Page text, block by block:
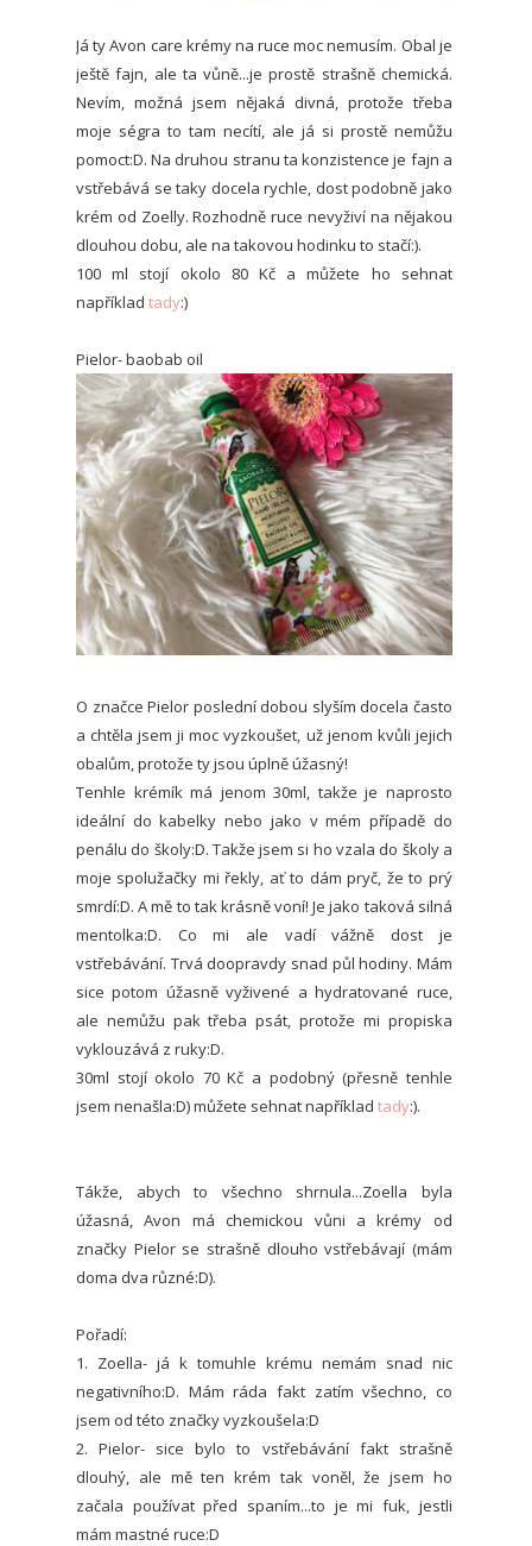
Já ty Avon care krémy na ruce moc nemusím. Obal je
ještě fajn, ale ta vůně...je prostě strašně chemická.
Nevím, možná jsem nějaká divná, protože třeba
moje ségra to tam necítí, ale já si prostě nemůžu
pomoct:D. Na druhou stranu ta konzistence je fajn a
vstřebává se taky docela rychle, dost podobně jako
krém od Zoelly. Rozhodně ruce nevyživí na nějakou
dlouhou dobu, ale na takovou hodinku to stačí:).
100 ml stojí okolo 80 Kč a můžete ho sehnat
například tady:)
Pielor- baobab oil
O značce Pielor poslední dobou slyším docela často
a chtěla jsem ji moc vyzkoušet, už jenom kvůli jejich
obalům, protože ty jsou úplně úžasný!
Tenhle krémík má jenom 30ml, takže je naprosto
ideální do kabelky nebo jako v mém případě do
penálu do školy:D. Takže jsem si ho vzala do školy a
moje spolužačky mi řekly, ať to dám pryč, že to prý
smrdí:D. A mě to tak krásně voní! Je jako taková silná
mentolka:D. Co mi ale vadí vážně dost je
vstřebávání. Trvá doopravdy snad půl hodiny. Mám
sice potom úžasně vyživené a hydratované ruce,
ale nemůžu pak třeba psát, protože mi propiska
vyklouzává z ruky:D.
30ml stojí okolo 70 Kč a podobný (přesně tenhle
jsem nenašla:D) můžete sehnat například tady:).
Tákže, abych to všechno shrnula...Zoella byla
úžasná, Avon má chemickou vůni a krémy od
značky Pielor se strašně dlouho vstřebávají (mám
doma dva různé:D).
Pořadí:
1. Zoella- já k tomuhle krému nemám snad nic
negativního:D. Mám ráda fakt zatím všechno, co
jsem od této značky vyzkoušela:D
2. Pielor- sice bylo to vstřebávání fakt strašně
dlouhý, ale mě ten krém tak voněl, že jsem ho
začala používat před spaním...to je mi fuk, jestli
mám mastné ruce:D